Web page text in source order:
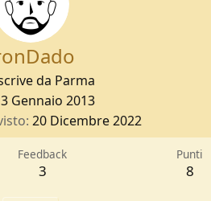
da Parma
Gennaio 2013
20 Dicembre 2022
Feedback
3
Punti
8